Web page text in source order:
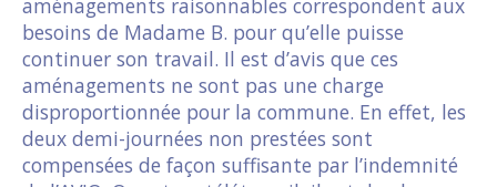
aménagements raisonnables correspondent aux
besoins de Madame B. pour qu’elle puisse
continuer son travail. Il est d’avis que ces
aménagements ne sont pas une charge
disproportionnée pour la commune. En effet, les
deux demi-journées non prestées sont
compensées de façon suffisante par l’indemnité